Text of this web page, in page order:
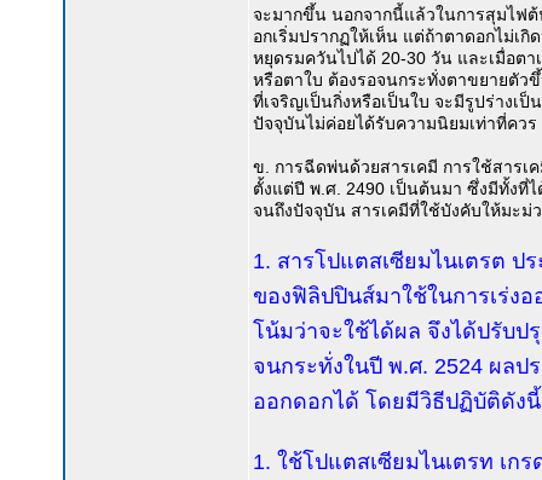
จะมากขึ้น นอกจากนี้แล้วในการสุมไฟ
อกเริ่มปรากฏให้เห็น แต่ถ้าตาดอกไม่เ
หยุดรมควันไปได้ 20-30 วัน และเมื่อต
หรือตาใบ ต้องรอจนกระทั่งตาขยายตัว
ที่เจริญเป็นกิ่งหรือเป็นใบ จะมีรูปร่างเ
ปัจจุบันไม่ค่อยได้รับความนิยมเท่าที่คว
ข. การฉีดพ่นด้วยสารเคมี การใช้สารเ
ตั้งแต่ปี พ.ศ. 2490 เป็นต้นมา ซึ่งมีทั้งที่
จนถึงปัจจุบัน สารเคมีที่ใช้บังคับให้มะ
1. สารโปแตสเซียมไนเตรต ป
ของฟิลิปปินส์มาใช้ในการเร่ง
โน้มว่าจะใช้ได้ผล จึงได้ปรับป
จนกระทั่งในปี พ.ศ. 2524 ผลป
ออกดอกได้ โดยมีวิธีปฏิบัติดังนี้
1. ใช้โปแตสเซียมไนเตรท เก